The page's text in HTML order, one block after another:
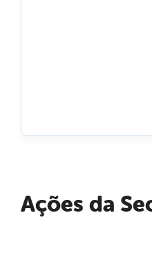
Ações da